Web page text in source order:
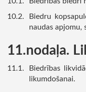
Biedru
naudas apjomu,
nodaļa.
Biedrības
likumdošanai.